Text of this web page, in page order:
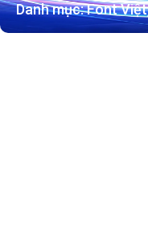
Danh mục:Font Việt